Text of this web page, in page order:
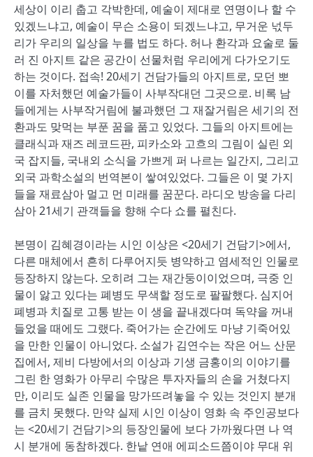
세상이 이리 춥고 각박한데, 예술이 제대로 연명이나 할 수
있겠느냐고, 예술이 무슨 소용이 되겠느냐고, 무거운 넋두
리가 우리의 일상을 누를 법도 하다. 허나 환각과 요술로 둘
러 진 아지트 같은 공간이 선물처럼 우리에게 다가오기도
하는 것이다. 접속! 20세기 건담가들의 아지트로, 모던 뽀
이를 자처했던 예술가들이 사부작대던 그곳으로. 비록 남
들에게는 사부작거림에 불과했던 그 재잘거림은 세기의 전
환과도 맞먹는 부푼 꿈을 품고 있었다. 그들의 아지트에는
클래식과 재즈 레코드판, 피카소와 고흐의 그림이 실린 외
국 잡지들, 국내외 소식을 가쁘게 퍼 나르는 일간지, 그리고
외국 과학소설의 번역본이 쌓여있었다. 그들은 이 몇 가지
들을 재료삼아 멀고 먼 미래를 꿈꾼다. 라디오 방송을 다리
삼아 21세기 관객들을 향해 수다 쇼를 펼친다.
본명이 김혜경이라는 시인 이상은 <20세기 건담기>에서,
다른 매체에서 흔히 다루어지듯 병약하고 염세적인 인물로
등장하지 않는다. 오히려 그는 재간둥이이었으며, 극중 인
물이 앓고 있다는 폐병도 무색할 정도로 팔팔했다. 심지어
폐병과 치질로 고통 받는 이 생을 끝내겠다며 독약을 꺼내
들었을 때에도 그랬다. 죽어가는 순간에도 마냥 기죽어있
을 만한 인물이 아니었다. 소설가 김연수는 작은 어느 산문
집에서, 제비 다방에서의 이상과 기생 금홍이의 이야기를
그린 한 영화가 아무리 수많은 투자자들의 손을 거쳤다지
만, 이리도 실존 인물을 망가뜨려놓을 수 있는 것인지 분개
를 금치 못했다. 만약 실제 시인 이상이 영화 속 주인공보다
는 <20세기 건담기>의 등장인물에 보다 가까웠다면 나 역
시 분개에 동참하겠다. 한낱 연애 에피소드쯤이야 무대 위